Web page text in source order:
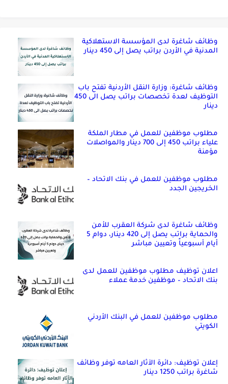
وظائف شاغرة لدى المؤسسة الاستهلاكية
المدنية في الأردن براتب يصل إلى 450 دينار
وظائف شاغرة: وزارة النقل الأردنية تفتح باب
التوظيف لعدة تخصصات براتب يصل الى 450
دينار
مطلوب موظفين للعمل في مطار الملكة
علياء براتب 450 إلى 700 دينار والمواصلات
مؤمنة
مطلوب موظفين للعمل في بنك الاتحاد –
الخريجين الجدد
وظائف شاغرة لدى شركة العقرب للأمن
والحماية براتب يصل إلى 420 دينار، دوام 5
أيام أسبوعياً وتعيين مباشر
اعلان توظيف مطلوب موظفين للعمل لدى
بنك الاتحاد – موظفين خدمة عملاء
مطلوب موظفين للعمل في البنك الأردني
الكويتي
إعلان توظيف: دائرة الآثار العامه توفر وظائف
شاغرة براتب 1250 دينار